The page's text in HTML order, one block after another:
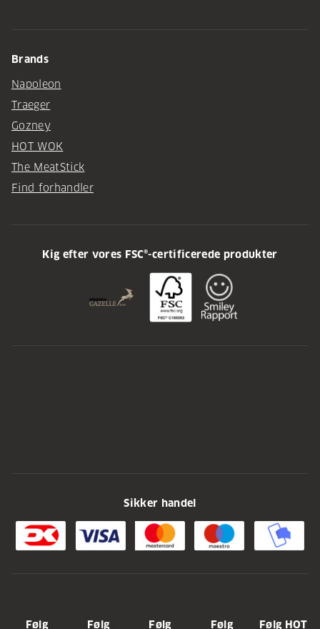
Brands
Napoleon
Traeger
Gozney
HOT WOK
The MeatStick
Find forhandler
Kig efter vores FSC®-certificerede produkter
Sikker handel
Følg
Følg
Følg
Følg
Følg HOT